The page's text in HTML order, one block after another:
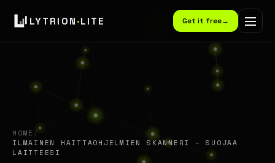
LYTRION ·LITE Get it free→
HOME /
ILMAINEN HAITTAOHJELMIEN SKANNERI – SUOJAA
LAITTEESI